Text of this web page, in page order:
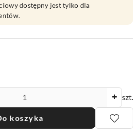
dostępny jest tylko dla
szt.
koszyka